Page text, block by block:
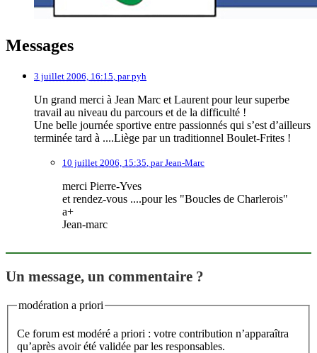
Messages
3 juillet 2006, 16:15, parpyh
Un grand merci à Jean Marc et Laurent pour leur superbe
travail au niveau du parcours et de la difficulté !
Une belle journée sportive entre passionnés qui s’est d’ailleurs
terminée tard à ....Liège par un traditionnel Boulet-Frites !
10 juillet 2006, 15:35, parJean-Marc
merci Pierre-Yves
et rendez-vous ....pour les "Boucles de Charlerois"
a+
Jean-marc
Un message, un commentaire ?
modération a priori
Ce forum est modéré a priori : votre contribution n’apparaîtra
qu’après avoir été validée par les responsables.